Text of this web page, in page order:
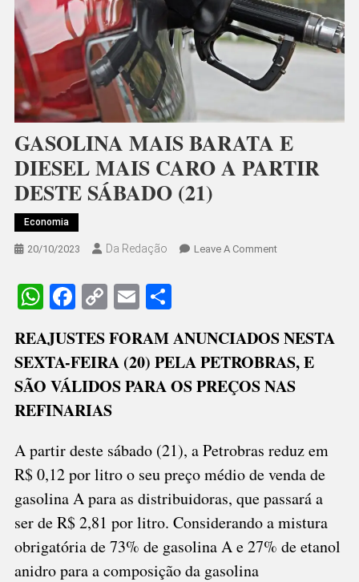
GASOLINA MAIS BARATA E
DIESEL MAIS CARO A PARTIR
DESTE SÁBADO (21)
Economia
20/10/2023 Da Redação Leave A CommentOn
DIESEL
MAIS
A
SÁBADO
WhatsApp
Facebook
CopyEmailShare
REAJUSTES FORAM ANUNCIADOS NESTA
SEXTA-FEIRA (20) PELA PETROBRAS, E
SÃO VÁLIDOS PARA OS PREÇOS NAS
REFINARIAS
A partir deste sábado (21), a Petrobras reduz em
R$ 0,12 por litro o seu preço médio de venda de
gasolina A para as distribuidoras, que passará a
ser de R$ 2,81 por litro. Considerando a mistura
obrigatória de 73% de gasolina A e 27% de etanol
anidro para a composição da gasolina